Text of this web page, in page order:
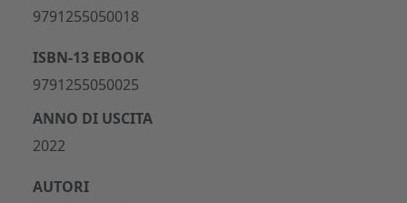
9791255050018
ISBN-13 EBOOK
9791255050025
ANNO DI USCITA
2022
AUTORI